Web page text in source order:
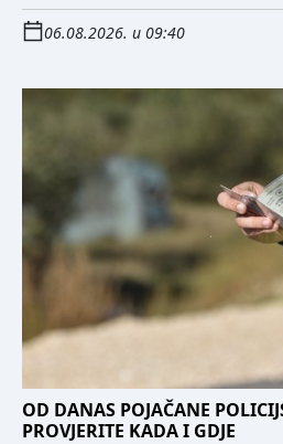
06.08.2026. u 09:40
OD DANAS POJAČANE
PROVJERITE KADA I GDJE